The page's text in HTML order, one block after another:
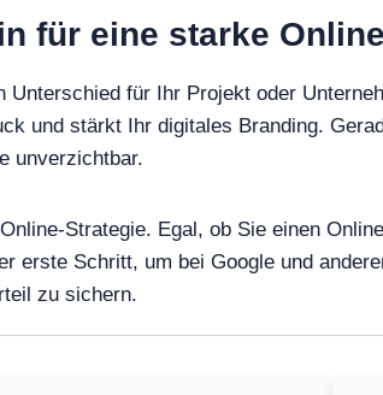
für eine starke
Unterschied für Ihr Projekt oder
und stärkt Ihr digitales Branding.
unverzichtbar.
Strategie. Egal, ob Sie einen
erste Schritt, um bei Google und
zu sichern.